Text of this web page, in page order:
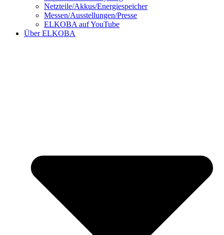
Netzteile/Akkus/Energiespeicher
Messen/Ausstellungen/Presse
ELKOBA auf YouTube
Über ELKOBA